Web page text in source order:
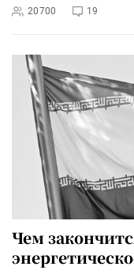
20700 19
Чем